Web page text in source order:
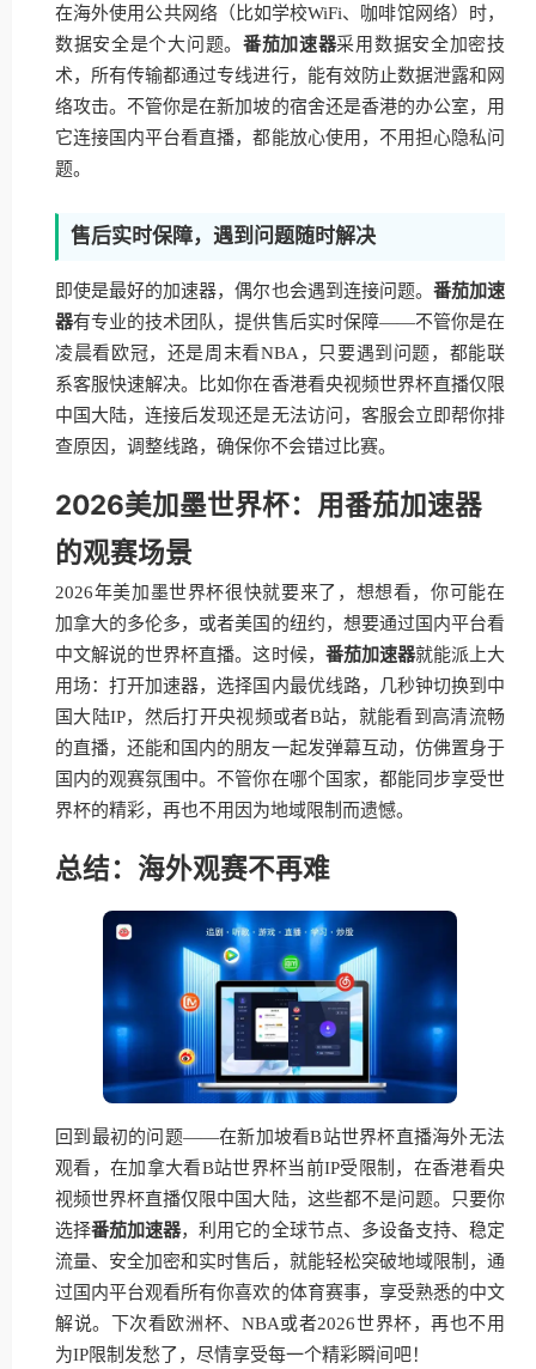
在海外使用公共网络（比如学校WiFi、咖啡馆网络）时，
数据安全是个大问题。 番茄加速器采用数据安全加密技
术，所有传输都通过专线进行，能有效防止数据泄露和网
络攻击。不管你是在新加坡的宿舍还是香港的办公室，用
它连接国内平台看直播，都能放心使用，不用担心隐私问
题。
售后实时保障，遇到问题随时解决
即使是最好的加速器，偶尔也会遇到连接问题。 番茄加速
器有专业的技术团队，提供售后实时保障——不管你是在
凌晨看欧冠，还是周末看NBA，只要遇到问题，都能联
系客服快速解决。比如你在香港看央视频世界杯直播仅限
中国大陆，连接后发现还是无法访问，客服会立即帮你排
查原因，调整线路，确保你不会错过比赛。
2026美加墨世界杯：用番茄加速器
的观赛场景
2026年美加墨世界杯很快就要来了，想想看，你可能在
加拿大的多伦多，或者美国的纽约，想要通过国内平台看
中文解说的世界杯直播。这时候， 番茄加速器就能派上大
用场：打开加速器，选择国内最优线路，几秒钟切换到中
国大陆IP，然后打开央视频或者B站，就能看到高清流畅
的直播，还能和国内的朋友一起发弹幕互动，仿佛置身于
国内的观赛氛围中。不管你在哪个国家，都能同步享受世
界杯的精彩，再也不用因为地域限制而遗憾。
总结：海外观赛不再难
回到最初的问题——在新加坡看B站世界杯直播海外无法
观看，在加拿大看B站世界杯当前IP受限制，在香港看央
视频世界杯直播仅限中国大陆，这些都不是问题。只要你
选择番茄加速器，利用它的全球节点、多设备支持、稳定
流量、安全加密和实时售后，就能轻松突破地域限制，通
过国内平台观看所有你喜欢的体育赛事，享受熟悉的中文
解说。下次看欧洲杯、NBA或者2026世界杯，再也不用
为IP限制发愁了，尽情享受每一个精彩瞬间吧！